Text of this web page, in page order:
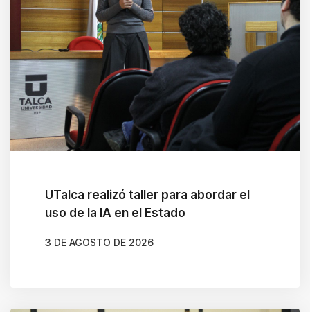
UTalca realizó taller para abordar el
uso de la IA en el Estado
3 DE AGOSTO DE 2026